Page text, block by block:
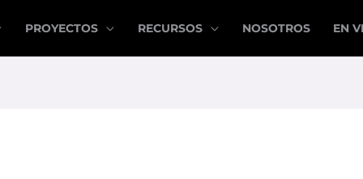
PROYECTOS RECURSOS NOSOTROS EN